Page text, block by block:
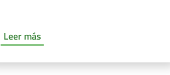
Leer más